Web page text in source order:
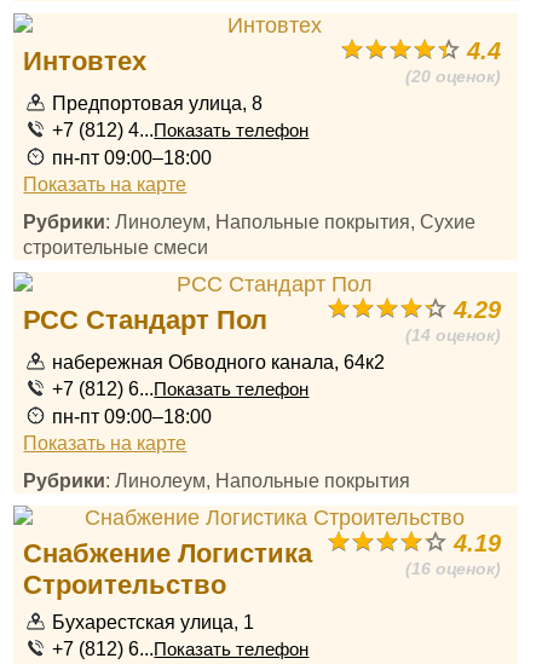
4.4
(20 оценок)
Интовтех
Предпортовая улица, 8
+7 (812) 4...Показать телефон
пн-пт 09:00–18:00
Показать на карте
Рубрики: Линолеум, Напольные покрытия, Сухие
строительные смеси
4.29
(14 оценок)
РСС Стандарт Пол
набережная Обводного канала, 64к2
+7 (812) 6...Показать телефон
пн-пт 09:00–18:00
Показать на карте
Рубрики: Линолеум, Напольные покрытия
4.19
(16 оценок)
Снабжение Логистика
Строительство
Бухарестская улица, 1
+7 (812) 6...Показать телефон